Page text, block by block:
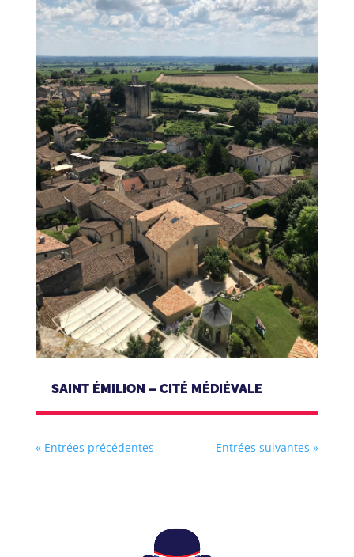
SAINT ÉMILION – CITÉ MÉDIÉVALE
« Entrées précédentes Entrées suivantes »